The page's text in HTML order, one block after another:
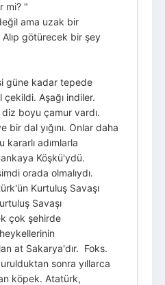
mi? "
ama uzak bir
götürecek bir şey
güne kadar tepede
Aşağı indiler.
boyu çamur vardı.
bir dal yığını. Onlar daha
adımlarla
Köşkü'ydü.
orada olmalıydı.
Kurtuluş Savaşı
Savaşı
çok şehirde
at Sakarya'dır. Foks.
sonra yıllarca
köpek. Atatürk,